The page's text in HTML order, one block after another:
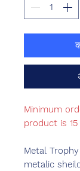
Minimum
product is 15
Metal
metalic